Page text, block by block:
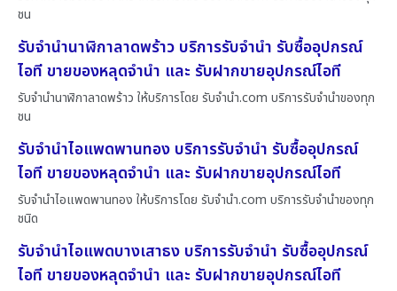
ชน
รับจำนำนาฬิกาลาดพร้าว บริการรับจำนำ รับซื้ออุปกรณ์
ไอที ขายของหลุดจำนำ และ รับฝากขายอุปกรณ์ไอที
รับจำนำนาฬิกาลาดพร้าว ให้บริการโดย รับจํานํา.com บริการรับจำนำของทุก
ชน
รับจำนำไอแพดพานทอง บริการรับจำนำ รับซื้ออุปกรณ์
ไอที ขายของหลุดจำนำ และ รับฝากขายอุปกรณ์ไอที
รับจำนำไอแพดพานทอง ให้บริการโดย รับจํานํา.com บริการรับจำนำของทุก
ชนิด
รับจำนำไอแพดบางเสาธง บริการรับจำนำ รับซื้ออุปกรณ์
ไอที ขายของหลุดจำนำ และ รับฝากขายอุปกรณ์ไอที